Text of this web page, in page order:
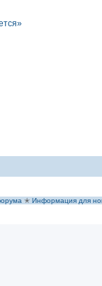
✭ Информация для